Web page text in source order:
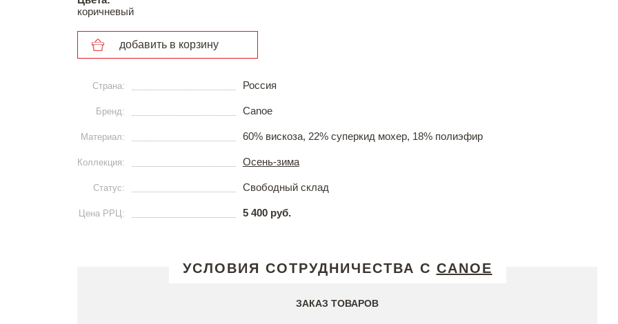
коричневый
добавить в корзину
Страна: Россия
Бренд: Canoe
Материал: 60% вискоза, 22% суперкид мохер, 18% полиэфир
Коллекция: Осень-зима
Статус: Свободный склад
Цена РРЦ: 5 400 руб.
УСЛОВИЯ СОТРУДНИЧЕСТВА С CANOE
ЗАКАЗ ТОВАРОВ